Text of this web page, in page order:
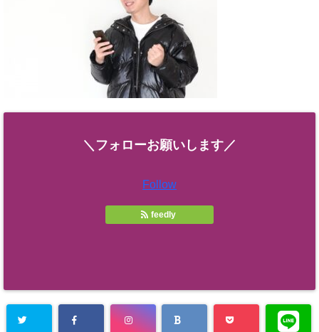
＼フォローお願いします／
Follow
feedly